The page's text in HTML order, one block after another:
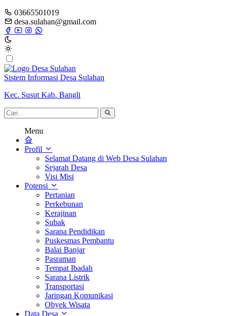
03665501019
desa.sulahan@gmail.com
Sistem Informasi Desa Sulahan
Kec. Susut Kab. Bangli
Menu
Profil
Selamat Datang di Web Desa Sulahan
Sejarah Desa
Visi Misi
Potensi
Pertanian
Perkebunan
Kerajinan
Subak
Sarana Pendidikan
Puskesmas Pembantu
Balai Banjar
Pasraman
Tempat Ibadah
Sarana Listrik
Transportasi
Jaringan Komunikasi
Obyek Wisata
Data Desa